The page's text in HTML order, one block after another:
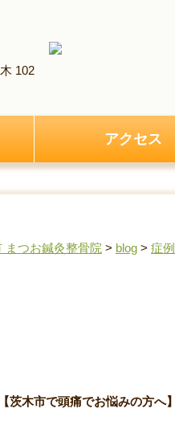
102
アクセス
まつお鍼灸整骨院 > blog > 症例
【茨木市で頭痛でお悩みの方へ】